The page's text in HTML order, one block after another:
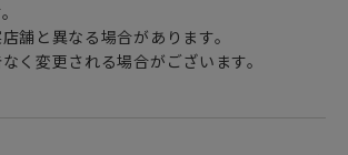
舗と異なる場合があります。
く変更される場合がございます。